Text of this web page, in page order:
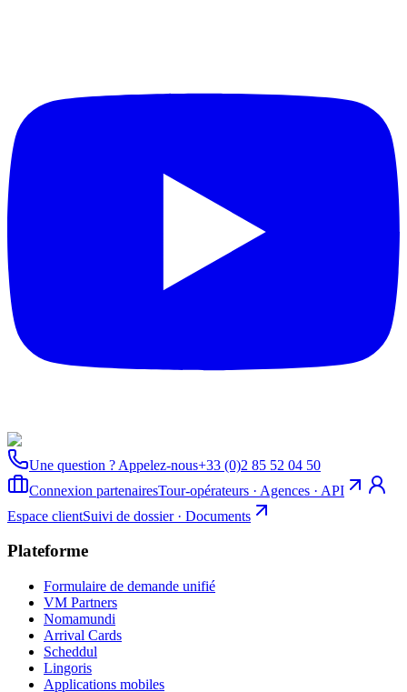
Une question ? Appelez-nous+33 (0)2 85 52 04 50
Connexion partenairesTour-opérateurs · Agences · API
Espace clientSuivi de dossier · Documents
Plateforme
Formulaire de demande unifié
VM Partners
Nomamundi
Arrival Cards
Scheddul
Lingoris
Applications mobiles